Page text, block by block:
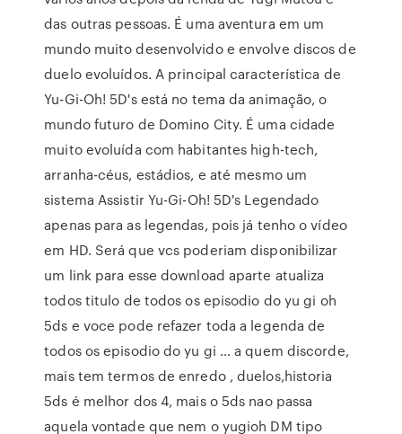
das outras pessoas. É uma aventura em um
mundo muito desenvolvido e envolve discos de
duelo evoluídos. A principal característica de
Yu-Gi-Oh! 5D's está no tema da animação, o
mundo futuro de Domino City. É uma cidade
muito evoluída com habitantes high-tech,
arranha-céus, estádios, e até mesmo um
sistema Assistir Yu-Gi-Oh! 5D's Legendado
apenas para as legendas, pois já tenho o vídeo
em HD. Será que vcs poderiam disponibilizar
um link para esse download aparte atualiza
todos titulo de todos os episodio do yu gi oh
5ds e voce pode refazer toda a legenda de
todos os episodio do yu gi … a quem discorde,
mais tem termos de enredo , duelos,historia
5ds é melhor dos 4, mais o 5ds nao passa
aquela vontade que nem o yugioh DM tipo